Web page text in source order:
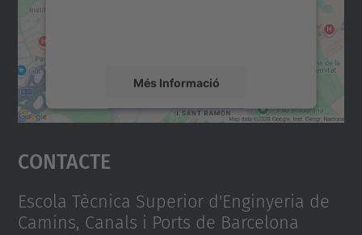
Més Informació
Accepta
powered by
Contacte
Escola Tècnica Superior d'Enginyeria de
Camins, Canals i Ports de Barcelona